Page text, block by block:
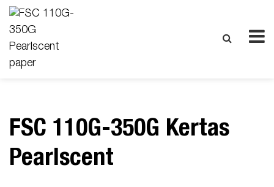
FSC 110G-350G Kertas
Pearlscent